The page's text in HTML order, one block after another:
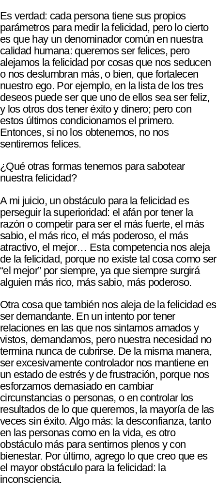
Es verdad: cada persona tiene sus propios
parámetros para medir la felicidad, pero lo cierto
es que hay un denominador común en nuestra
calidad humana: queremos ser felices, pero
alejamos la felicidad por cosas que nos seducen
o nos deslumbran más, o bien, que fortalecen
nuestro ego. Por ejemplo, en la lista de los tres
deseos puede ser que uno de ellos sea ser feliz,
y los otros dos tener éxito y dinero; pero con
estos últimos condicionamos el primero.
Entonces, si no los obtenemos, no nos
sentiremos felices.
¿Qué otras formas tenemos para sabotear
nuestra felicidad?
A mi juicio, un obstáculo para la felicidad es
perseguir la superioridad: el afán por tener la
razón o competir para ser el más fuerte, el más
sabio, el más rico, el más poderoso, el más
atractivo, el mejor… Esta competencia nos aleja
de la felicidad, porque no existe tal cosa como ser
“el mejor” por siempre, ya que siempre surgirá
alguien más rico, más sabio, más poderoso.
Otra cosa que también nos aleja de la felicidad es
ser demandante. En un intento por tener
relaciones en las que nos sintamos amados y
vistos, demandamos, pero nuestra necesidad no
termina nunca de cubrirse. De la misma manera,
ser excesivamente controlador nos mantiene en
un estado de estrés y de frustración, porque nos
esforzamos demasiado en cambiar
circunstancias o personas, o en controlar los
resultados de lo que queremos, la mayoría de las
veces sin éxito. Algo más: la desconfianza, tanto
en las personas como en la vida, es otro
obstáculo más para sentirnos plenos y con
bienestar. Por último, agrego lo que creo que es
el mayor obstáculo para la felicidad: la
inconsciencia.